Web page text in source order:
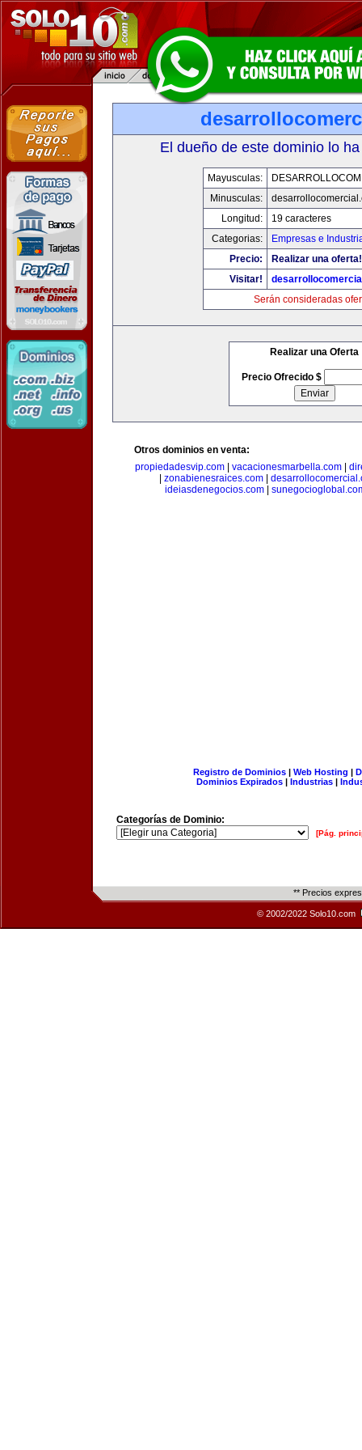
El dueño de este dominio lo
Mayusculas:
Minusculas:
Longitud:
19 caracteres
Categorias:
Empresas e
Precio:
Realizar una oferta!
Visitar!
Serán consideradas
Realizar una Oferta
Precio Ofrecido $
Otros dominios en venta:
propiedadesvip.com
vacacionesmarbella.com
zonabienesraices.com
ideiasdenegocios.com|
Registro de Dominios| Web Hosting |
Dominios Expirados | Industrias |
Categorías de Dominio:
[Pág.
** Precios
© 2002/2022 Solo10.com